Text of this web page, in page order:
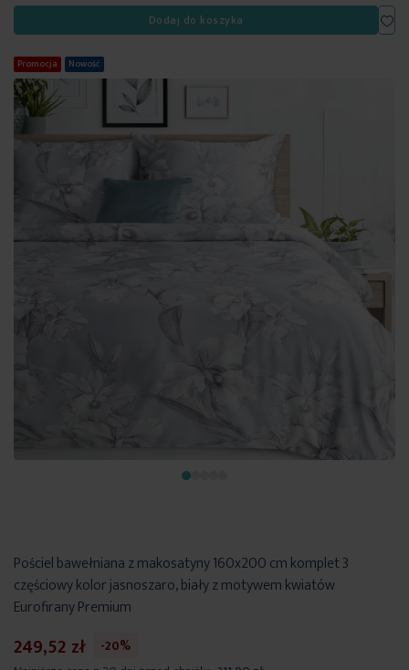
Dodaj do koszyka
Promocja Nowość
Pościel bawełniana z makosatyny 160x200 cm komplet 3
częściowy kolor jasnoszaro, biały z motywem kwiatów
Eurofirany Premium
249,52 zł
-20%